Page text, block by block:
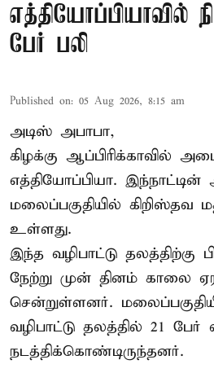
எத்தியோப்பியாவில்
பேர் பலி
Published on: 05 Aug 2026, 8:15 am
அடிஸ் அபாபா,
கிழக்கு ஆப்பிரிக்காவில்
எத்தியோப்பியா. இந்நாட்டின்
மலைப்பகுதியில் கிறிஸ்தவ
உள்ளது.
இந்த வழிபாட்டு தலத்திற்கு
நேற்று முன் தினம் காலை
சென்றுள்ளனர்.
வழிபாட்டு தலத்தில் 21 பேர்
நடத்திக்கொண்டிருந்தனர்.